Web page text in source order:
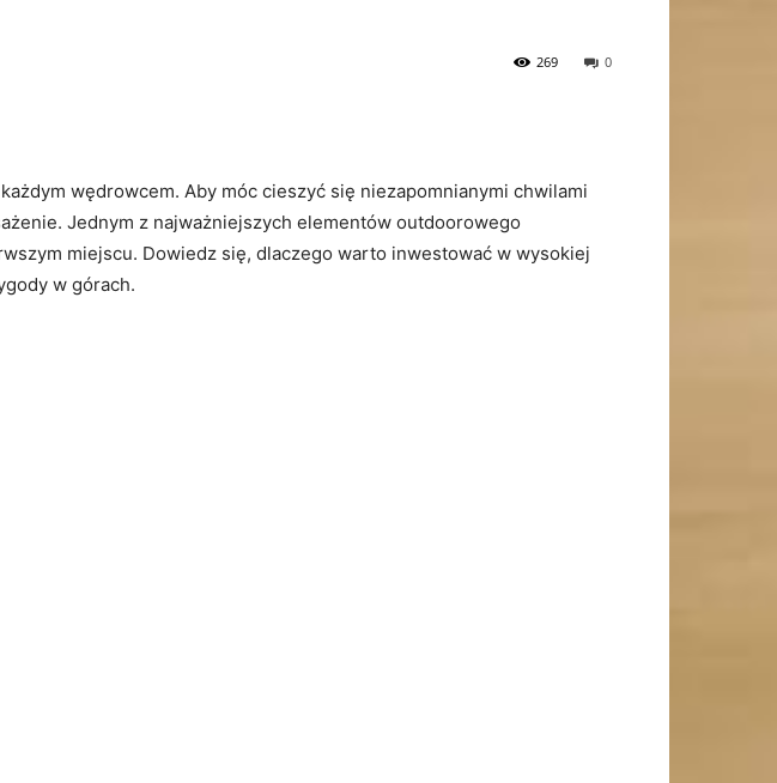
0
269
wędrowcem. Aby móc cieszyć ​się⁢ niezapomnianymi⁣ chwilami
Jednym z najważniejszych elementów outdoorowego
miejscu. Dowiedz się,​ dlaczego warto inwestować w wysokiej
w górach.